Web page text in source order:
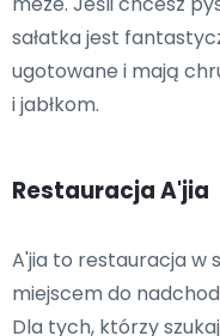
sałatka jest
ugotowane i mają
i jabłkom.
Restauracja A'jia
A'jia to restauracja w
miejscem do
Dla tych, którzy